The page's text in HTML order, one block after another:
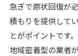
急ぎで原状回復が
積もりを提供して
とがポイントです
地域密着型の業者